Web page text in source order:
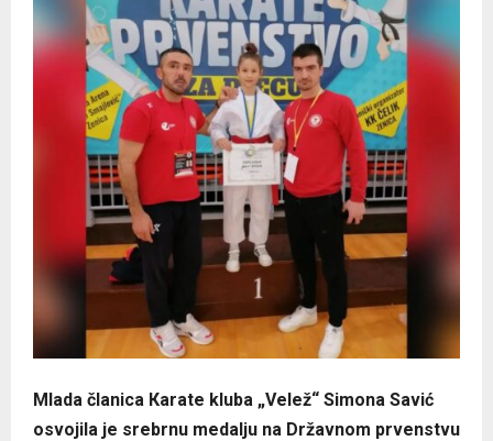
Mlada članica Кarate kluba „Velež“ Simona Savić
osvojila je srebrnu medalju na Državnom prvenstvu